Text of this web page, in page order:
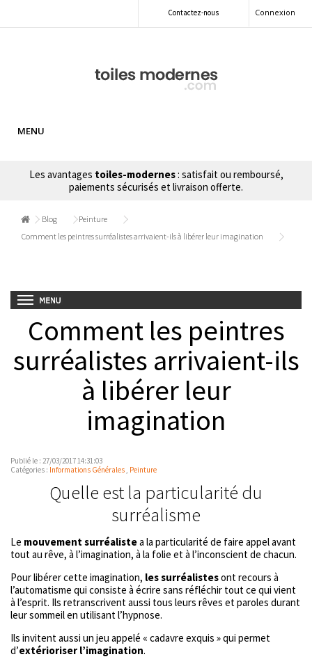
Connexion
Contactez-nous
MENU
Les avantages toiles-modernes: satisfait ou remboursé,
paiements sécurisés et livraison offerte.
Blog
Peinture
Comment les peintres surréalistes arrivaient-ils à libérer leur imagination
Comment les peintres
surréalistes arrivaient-ils
à libérer leur
imagination
Publié le : 27/03/2017 14:31:03
Catégories : Informations Générales, Peinture
Quelle est la particularité du
surréalisme
Le mouvement surréalistea la particularité de faire appel avant
tout au rêve, à l’imagination, à la folie et à l’inconscient de chacun.
Pour libérer cette imagination, les surréalistesont recours à
l’automatisme qui consiste à écrire sans réfléchir tout ce qui vient
à l’esprit. Ils retranscrivent aussi tous leurs rêves et paroles durant
leur sommeil en utilisant l’hypnose.
Ils invitent aussi un jeu appelé « cadavre exquis » qui permet
d’extérioriser l’imagination.